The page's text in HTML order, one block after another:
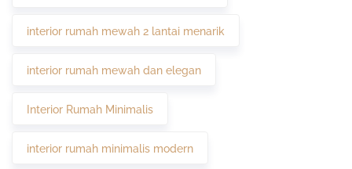
interior rumah mewah 2 lantai menarik
interior rumah mewah dan elegan
Interior Rumah Minimalis
interior rumah minimalis modern